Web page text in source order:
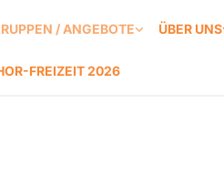
/ ANGEBOTE ÜBER UNS
FREIZEIT 2026